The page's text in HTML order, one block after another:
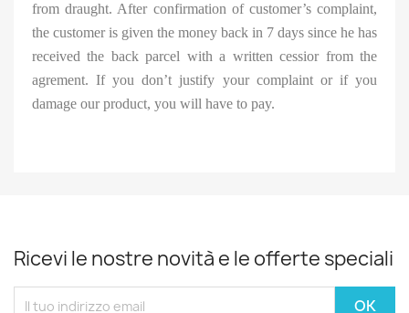
from draught. After confirmation of customer’s complaint,
the customer is given the money back in 7 days since he has
received the back parcel with a written cessior from the
agrement. If you don’t justify your complaint or if you
damage our product, you will have to pay.
Ricevi le nostre novità e le offerte speciali